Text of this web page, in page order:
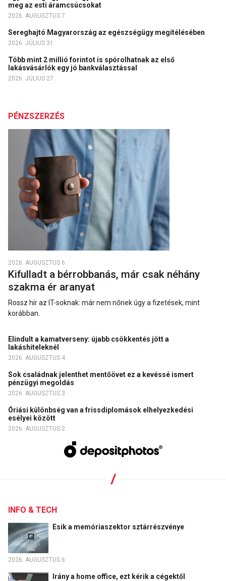
meg az esti áramcsúcsokat
2026. AUGUSZTUS 7.
Sereghajtó Magyarország az egészségügy megítélésében
2026. JÚLIUS 31.
Több mint 2 millió forintot is spórolhatnak az első
lakásvásárlók egy jó bankválasztással
2026. JÚLIUS 27.
PÉNZSZERZÉS
2026. AUGUSZTUS 6.
Kifulladt a bérrobbanás, már csak néhány
szakma ér aranyat
Rossz hír az IT-soknak: már nem nőnek úgy a fizetések, mint
korábban.
Elindult a kamatverseny: újabb csökkentés jött a
lakáshiteleknél
2026. AUGUSZTUS 4.
Sok családnak jelenthet mentőövet ez a kevéssé ismert
pénzügyi megoldás
2026. AUGUSZTUS 3.
Óriási különbség van a frissdiplomások elhelyezkedési
esélyei között
2026. AUGUSZTUS 2.
INFO & TECH
Esik a memóriaszektor sztárrészvénye
2026. AUGUSZTUS 6.
Irány a home office, ezt kérik a cégektől